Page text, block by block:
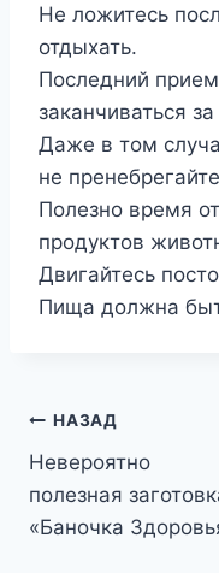
Не ложитесь
отдыхать.
Последний
заканчиваться
Даже в том
не
Полезно время
продуктов
Двигайтесь
Пища должна
Навигация
по
записям
НАЗАД
Невероятно
полезная
«Баночка